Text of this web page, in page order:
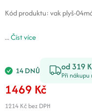
Kód produktu:vak plyš-
...Číst více
14 DNŮ od 319
Při
1469 Kč
1214 Kč bez DPH